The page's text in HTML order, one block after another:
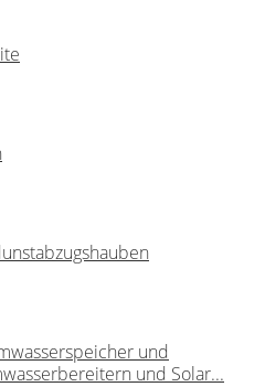
und
und Solar...